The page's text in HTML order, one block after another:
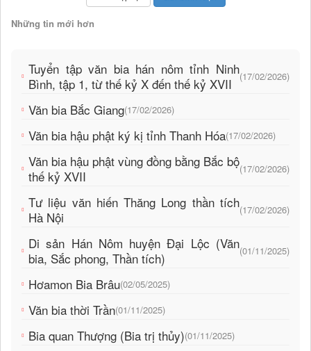
Những tin mới hơn
Tuyển tập văn bia hán nôm tỉnh Ninh
Bình, tập 1, từ thế kỷ X đến thế kỷ XVII
(17/02/2026)
Văn bia Bắc Giang(17/02/2026)
Văn bia hậu phật ký kị tỉnh Thanh Hóa(17/02/2026)
Văn bia hậu phật vùng đồng bằng Bắc bộ
thế kỷ XVII
(17/02/2026)
Tư liệu văn hiến Thăng Long thần tích
Hà Nội
(17/02/2026)
Di sản Hán Nôm huyện Đại Lộc (Văn
bia, Sắc phong, Thần tích)
(01/11/2025)
Hơamon Bia Brâu(02/05/2025)
Văn bia thời Trần(01/11/2025)
Bia quan Thượng (Bia trị thủy)(01/11/2025)